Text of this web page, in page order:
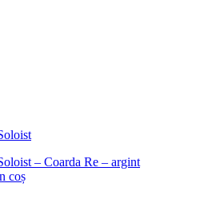
– Coarda Re – argint
coș